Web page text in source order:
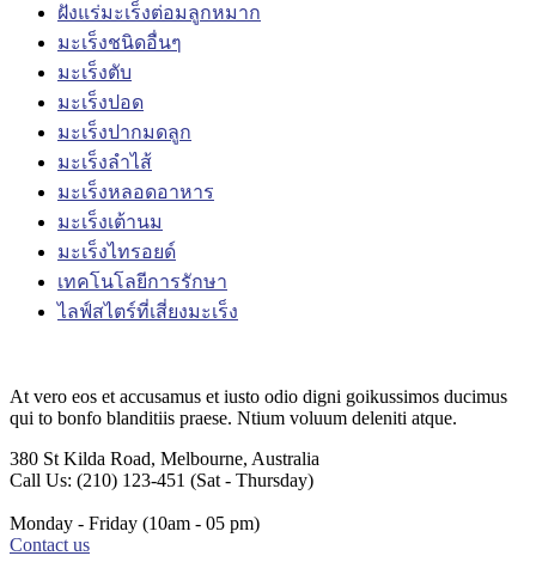
ฝังแร่มะเร็งต่อมลูกหมาก
มะเร็งชนิดอื่นๆ
มะเร็งตับ
มะเร็งปอด
มะเร็งปากมดลูก
มะเร็งลำไส้
มะเร็งหลอดอาหาร
มะเร็งเต้านม
มะเร็งไทรอยด์
เทคโนโลยีการรักษา
ไลฟ์สไตร์ที่เสี่ยงมะเร็ง
At vero eos et accusamus et iusto odio digni goikussimos ducimus
qui to bonfo blanditiis praese. Ntium voluum deleniti atque.
380 St Kilda Road, Melbourne, Australia
Call Us: (210) 123-451 (Sat - Thursday)
Monday - Friday (10am - 05 pm)
Contact us